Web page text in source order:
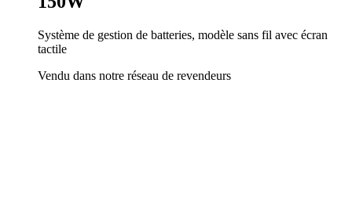
Système de gestion de batteries, modèle sans fil avec écran
tactile
Vendu dans notre réseau de revendeurs